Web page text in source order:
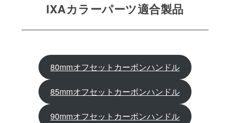
IXAカラーパーツ適合製品
80mmオフセットカーボンハンドル
85mmオフセットカーボンハンドル
90mmオフセットカーボンハンドル